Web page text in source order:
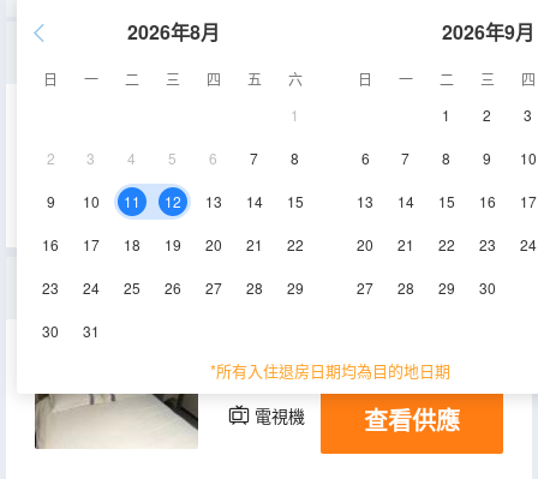
2026年8月
日 一 二 三 四 五
六
1
2 3 4 5 6 7 8
9 10 11 12 13 14 15
16 17 18 19 20 21 22
23 24 25 26 27 28 29
30 31
2026年9月
日 一 二 三
四
1
2 3
6 7 8 9 10
13 14 15 16 17
20 21 22 23 24
27 28 29 30
*所有入住退房日期均為目的地日期
16-20㎡ 淋浴
優選大床房
13-15㎡ 空調 淋浴
電視機 查看供應